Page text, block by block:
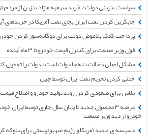
سیاست بنزینی دولت/ خرید سهمیه مازاد بنزین از
جایگزین کردن نفت ایران بجای نفت آمریکا در خریدهای
پرداخت کمک بلاعوض دولت برای دوگانه‌سوز کردن
قول وزیر صنعت برای کنترل قیمت خودرو تا ۳ ماه آینده
مشکل اصلی دخالت نابه‌جا دولت است/ دولت را تعطیل
خنثی کردن تحریم نفت ایران توسط چین
تلاش برای صعودی کردن روند تولید خودرو و اصلاح
عرضه ۳ محصول جدید تا پایان سال جاری توسط
خودرو از دید وزیر صنعت
دسیسه ی جدید آمریکا و رژیم صهیونیستی برای بلوکه